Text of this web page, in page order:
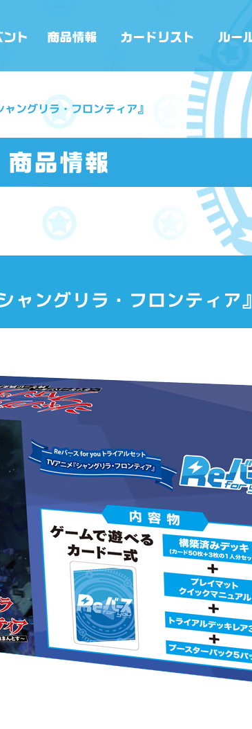
ングリラ・フロンティア』
ャングリラ・フロンティア』